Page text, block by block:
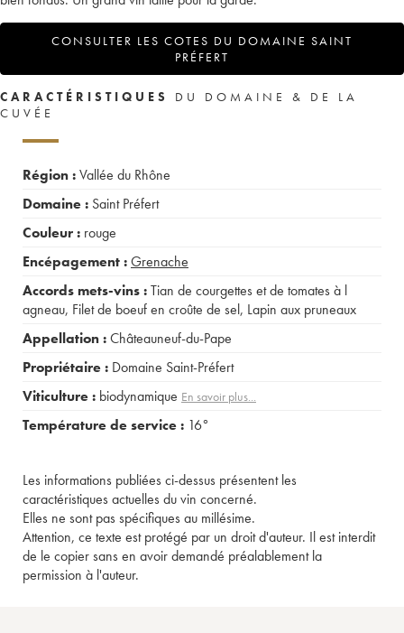
CONSULTER LES COTES DU DOMAINE SAINT
PRÉFERT
CARACTÉRISTIQUES
DU DOMAINE & DE LA
CUVÉE
Région :Vallée du Rhône
Domaine : Saint Préfert
Couleur : rouge
Encépagement :Grenache
Accords mets-vins :Tian de courgettes et de tomates à l
agneau, Filet de boeuf en croûte de sel, Lapin aux pruneaux
Appellation :Châteauneuf-du-Pape
Propriétaire : Domaine Saint-Préfert
Viticulture : biodynamique En savoir plus...
Température de service : 16°
Les informations publiées ci-dessus présentent les
caractéristiques actuelles du vin concerné.
Elles ne sont pas spécifiques au millésime.
Attention, ce texte est protégé par un droit d'auteur. Il est interdit
de le copier sans en avoir demandé préalablement la
permission à l'auteur.